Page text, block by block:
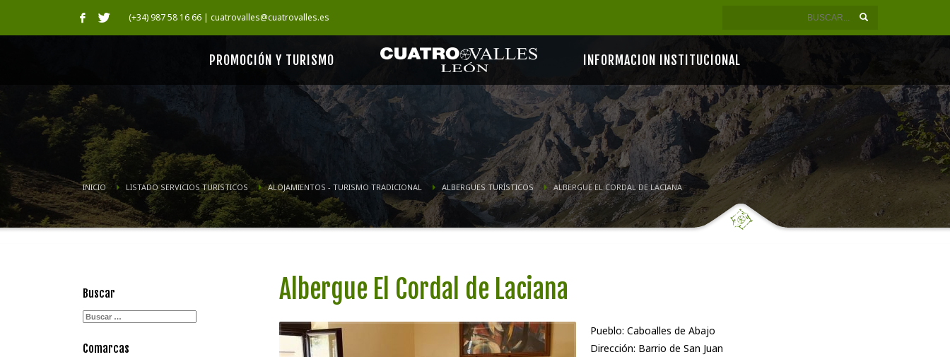
(+34) 987 58 16 66 | cuatrovalles@cuatrovalles.es
PROMOCIÓN Y TURISMO INFORMACION INSTITUCIONAL
INICIO LISTADO SERVICIOS TURISTICOS ALOJAMIENTOS - TURISMO TRADICIONAL ALBERGUES TURÍSTICOS ALBERGUE EL CORDAL DE LACIANA
Albergue El Cordal de Laciana
Pueblo: Caboalles de Abajo
Dirección: Barrio de San Juan
Buscar
Comarcas